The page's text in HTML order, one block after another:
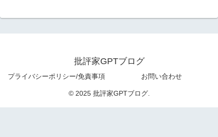
批評家GPTブログ
プライバシーポリシー/免責事項 お問い合わせ
© 2025 批評家GPTブログ.